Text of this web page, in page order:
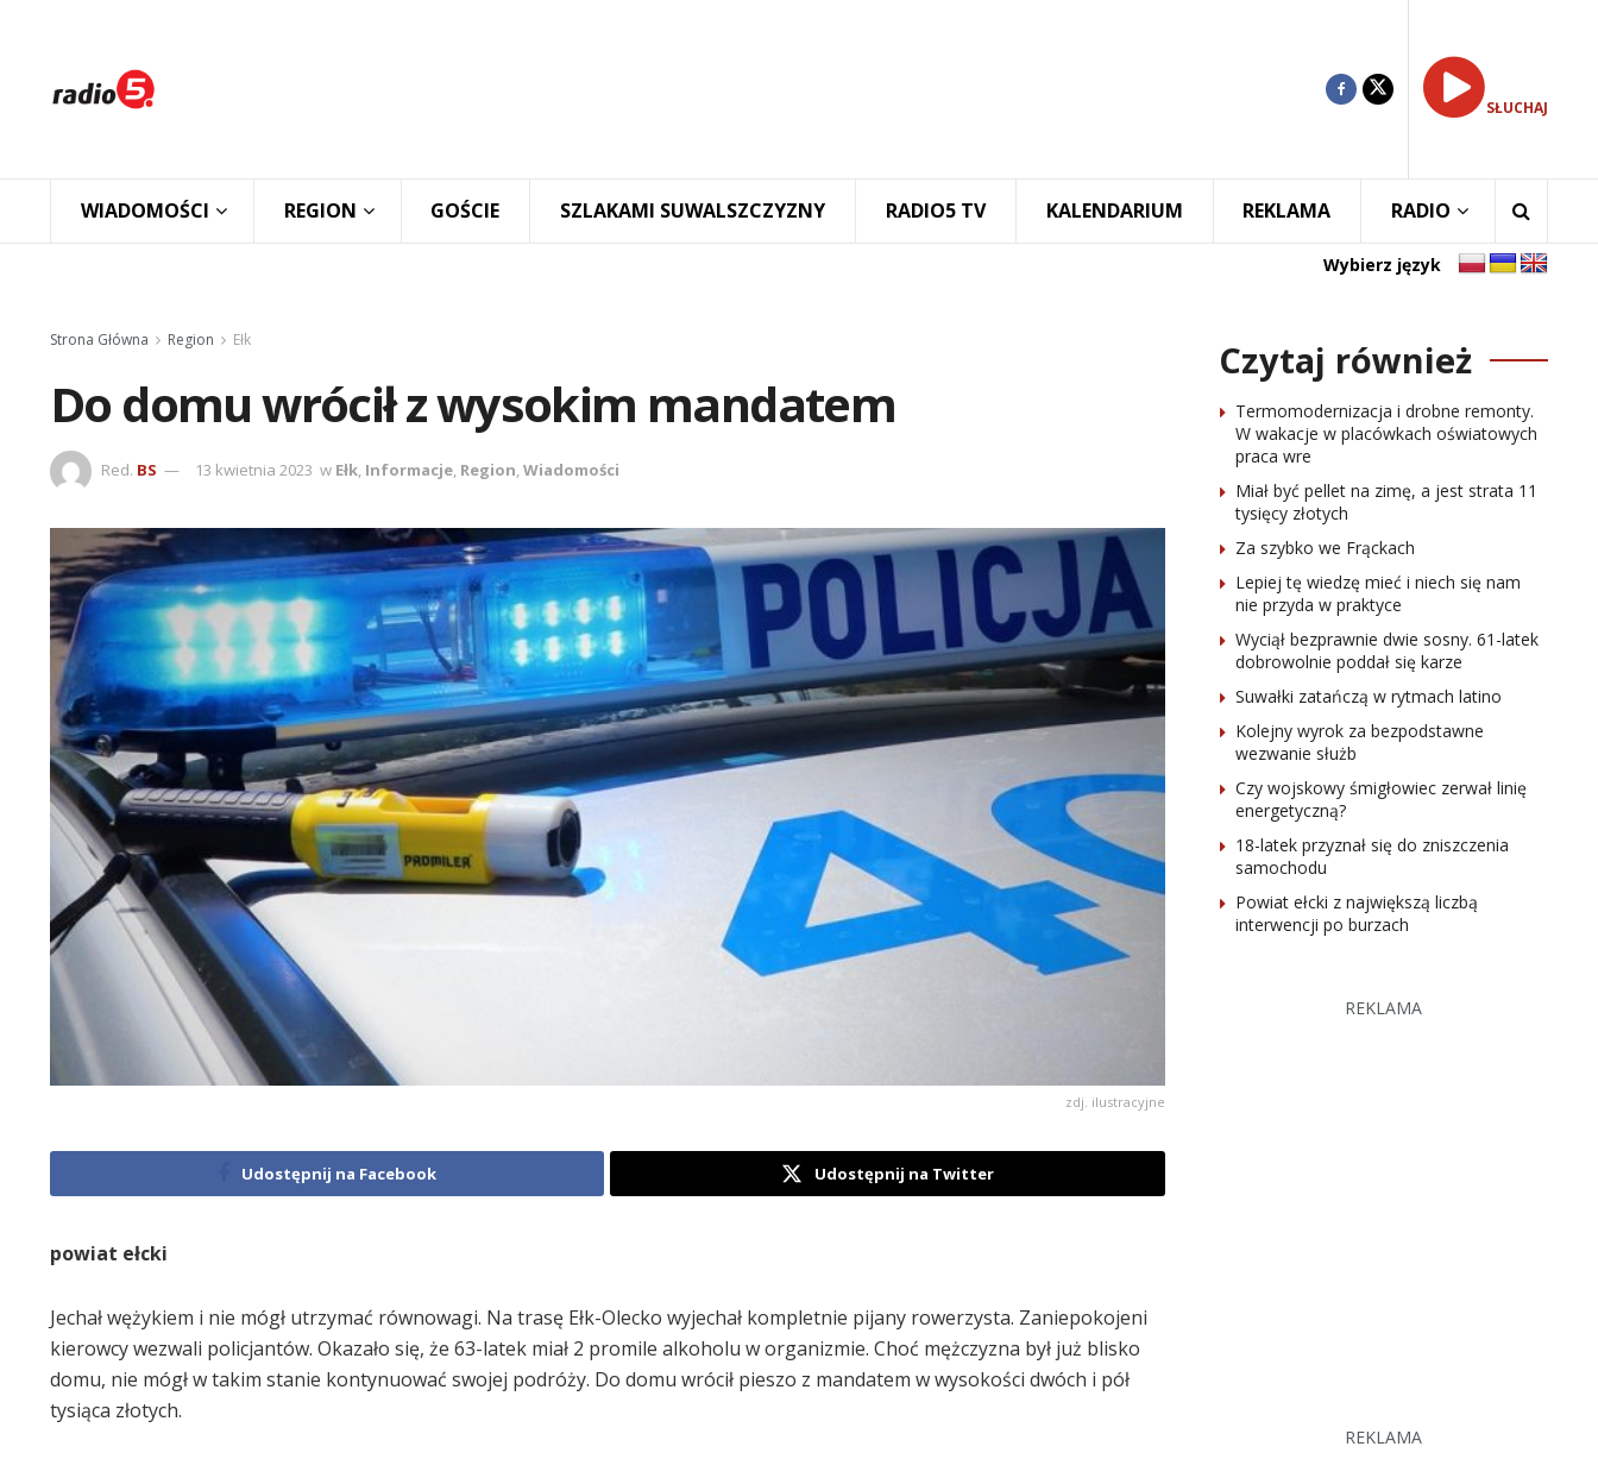
SŁUCHAJ
WIADOMOŚCI REGION GOŚCIE SZLAKAMI SUWALSZCZYZNY RADIO5 TV KALENDARIUM REKLAMA RADIO
Wybierz język
Strona Główna Region Ełk
Do domu wrócił z wysokim mandatem
Red. BS 13 kwietnia 2023 w Ełk, Informacje, Region,Wiadomości
zdj. ilustracyjne
Udostępnij na Facebook Udostępnij na Twitter
powiat ełcki
Jechał wężykiem i nie mógł utrzymać równowagi. Na trasę Ełk-Olecko wyjechał kompletnie pijany rowerzysta. Zaniepokojeni
kierowcy wezwali policjantów. Okazało się, że 63-latek miał 2 promile alkoholu w organizmie. Choć mężczyzna był już blisko
domu, nie mógł w takim stanie kontynuować swojej podróży. Do domu wrócił pieszo z mandatem w wysokości dwóch i pół
tysiąca złotych.
Czytaj również
Termomodernizacja i drobne remonty.
W wakacje w placówkach oświatowych
praca wre
Miał być pellet na zimę, a jest strata 11
tysięcy złotych
Za szybko we Frąckach
Lepiej tę wiedzę mieć i niech się nam
nie przyda w praktyce
Wyciął bezprawnie dwie sosny. 61-latek
dobrowolnie poddał się karze
Suwałki zatańczą w rytmach latino
Kolejny wyrok za bezpodstawne
wezwanie służb
Czy wojskowy śmigłowiec zerwał linię
energetyczną?
18-latek przyznał się do zniszczenia
samochodu
Powiat ełcki z największą liczbą
interwencji po burzach
REKLAMA
REKLAMA